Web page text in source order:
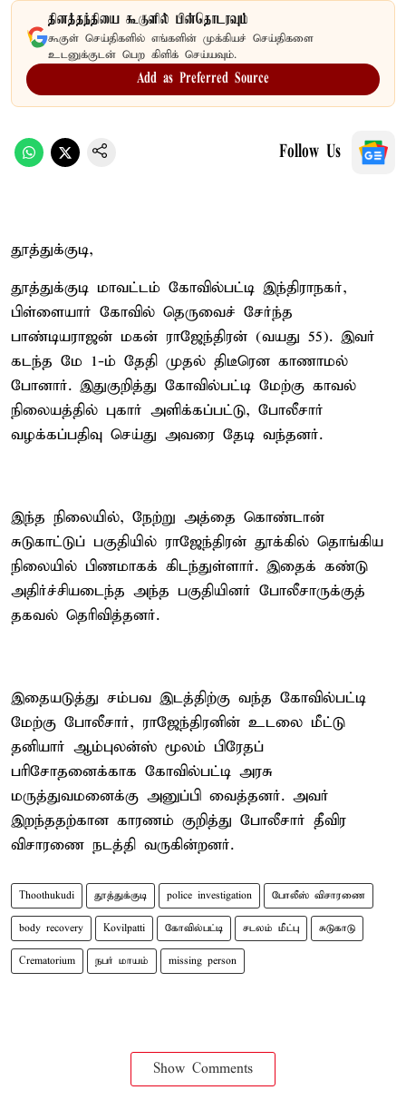
தினத்தந்தியை கூகுளில் பின்தொடரவும்
கூகுள் செய்திகளில் எங்களின் முக்கியச் செய்திகளை
உடனுக்குடன் பெற கிளிக் செய்யவும்.
Add as Preferred Source
Follow Us
தூத்துக்குடி,
தூத்துக்குடி மாவட்டம் கோவில்பட்டி இந்திராநகர்,
பிள்ளையார் கோவில் தெருவைச் சேர்ந்த
பாண்டியராஜன் மகன் ராஜேந்திரன் (வயது 55). இவர்
கடந்த மே 1-ம் தேதி முதல் திடீரென காணாமல்
போனார். இதுகுறித்து கோவில்பட்டி மேற்கு காவல்
நிலையத்தில் புகார் அளிக்கப்பட்டு, போலீசார்
வழக்கப்பதிவு செய்து அவரை தேடி வந்தனர்.
இந்த நிலையில், நேற்று அத்தை கொண்டான்
சுடுகாட்டுப் பகுதியில் ராஜேந்திரன் தூக்கில் தொங்கிய
நிலையில் பிணமாகக் கிடந்துள்ளார். இதைக் கண்டு
அதிர்ச்சியடைந்த அந்த பகுதியினர் போலீசாருக்குத்
தகவல் தெரிவித்தனர்.
இதையடுத்து சம்பவ இடத்திற்கு வந்த கோவில்பட்டி
மேற்கு போலீசார், ராஜேந்திரனின் உடலை மீட்டு
தனியார் ஆம்புலன்ஸ் மூலம் பிரேதப்
பரிசோதனைக்காக கோவில்பட்டி அரசு
மருத்துவமனைக்கு அனுப்பி வைத்தனர். அவர்
இறந்ததற்கான காரணம் குறித்து போலீசார் தீவிர
விசாரணை நடத்தி வருகின்றனர்.
Thoothukudi தூத்துக்குடி police investigation போலீஸ் விசாரணை
body recovery Kovilpatti கோவில்பட்டி சடலம் மீட்பு சுடுகாடு
Crematorium நபர் மாயம் missing person
Show Comments